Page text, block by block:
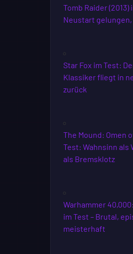
Tomb Raider (2013)
Neustart
Star Fox im Test:
Klassiker fliegt in
zurück
The Mound: Omen
Test: Wahnsinn als
als Bremsklotz
Warhammer
im Test – Brutal,
meisterhaft